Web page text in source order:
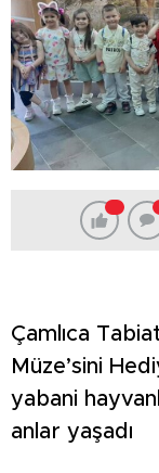
Çamlıca
Müze’sini
yabani
anlar yaşadı